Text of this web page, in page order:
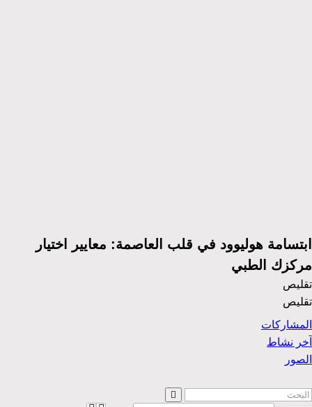
ابتسامة هوليوود في قلب العاصمة: معايير اختيار
مركزك الطبي
تقليص
تقليص
المشاركات
آخر نشاط
الصور